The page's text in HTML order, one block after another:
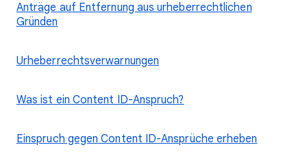
Anträge auf Entfernung aus urheberrechtlichen
Gründen
Urheberrechtsverwarnungen
Was ist ein Content ID-Anspruch?
Einspruch gegen Content ID-Ansprüche erheben